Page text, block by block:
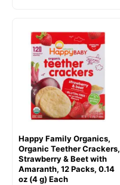
Happy Family Organics,
Organic Teether Crackers,
Strawberry & Beet with
Amaranth, 12 Packs, 0.14
oz (4 g) Each